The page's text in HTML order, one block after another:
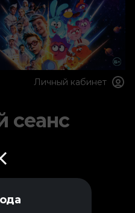
Личный кабинет
сеанс